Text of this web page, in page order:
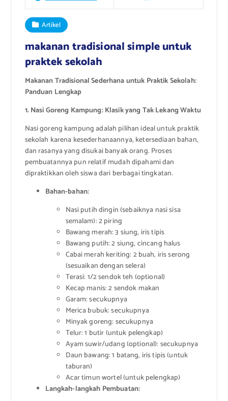
Artikel
makanan tradisional simple untuk
praktek sekolah
Makanan Tradisional Sederhana untuk Praktik Sekolah:
Panduan Lengkap
1. Nasi Goreng Kampung: Klasik yang Tak Lekang Waktu
Nasi goreng kampung adalah pilihan ideal untuk praktik
sekolah karena kesederhanaannya, ketersediaan bahan,
dan rasanya yang disukai banyak orang. Proses
pembuatannya pun relatif mudah dipahami dan
dipraktikkan oleh siswa dari berbagai tingkatan.
Bahan-bahan:
Nasi putih dingin (sebaiknya nasi sisa
semalam): 2 piring
Bawang merah: 3 siung, iris tipis
Bawang putih: 2 siung, cincang halus
Cabai merah keriting: 2 buah, iris serong
(sesuaikan dengan selera)
Terasi: 1/2 sendok teh (optional)
Kecap manis: 2 sendok makan
Garam: secukupnya
Merica bubuk: secukupnya
Minyak goreng: secukupnya
Telur: 1 butir (untuk pelengkap)
Ayam suwir/udang (optional): secukupnya
Daun bawang: 1 batang, iris tipis (untuk
taburan)
Acar timun wortel (untuk pelengkap)
Langkah-langkah Pembuatan: